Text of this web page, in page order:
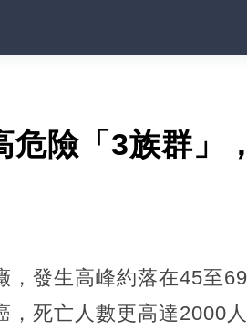
險「3族群」
，發生高峰約落在45至
，死亡人數更高達2000